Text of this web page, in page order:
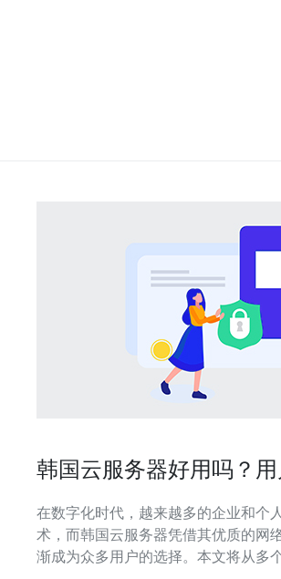
韩国云服务器好用吗？
在数字化时代，越来越多的企业和个
术，而韩国云服务器凭借其优质的网
渐成为众多用户的选择。本文将从多